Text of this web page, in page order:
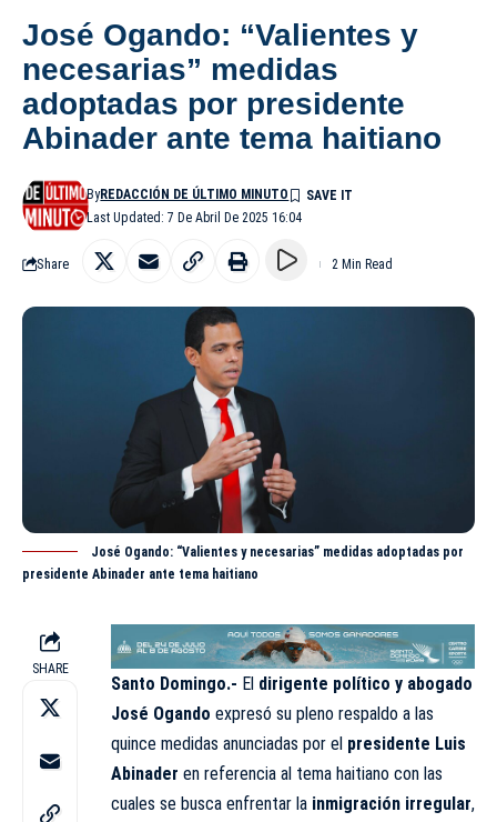
José Ogando: “Valientes y
necesarias” medidas
adoptadas por presidente
Abinader ante tema haitiano
Last Updated: 7 De Abril De 2025 16:04
ByREDACCIÓN DE ÚLTIMO MINUTO
Share 2 Min Read
José Ogando: “Valientes y necesarias” medidas adoptadas por
presidente Abinader ante tema haitiano
SHARE
Santo Domingo.- El dirigente político y abogado
José Ogando expresó su pleno respaldo a las
quince medidas anunciadas por el presidente Luis
Abinader en referencia al tema haitiano con las
cuales se busca enfrentar la inmigración irregular,